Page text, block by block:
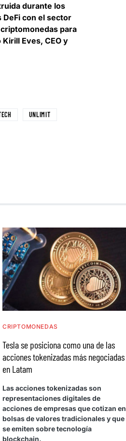
durante los
DeFi con el sector
para
Kirill Eves, CEO y
UNLIMIT
CRIPTOMONEDAS
Tesla se posiciona como una de las
acciones tokenizadas más negociadas
en Latam
Las acciones tokenizadas son
representaciones digitales de
acciones de empresas que cotizan en
bolsas de valores tradicionales y que
se emiten sobre tecnología
blockchain.